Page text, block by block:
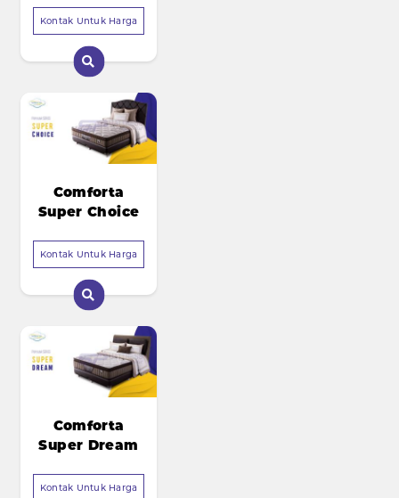
Kontak Untuk Harga
Comforta
Super Choice
Kontak Untuk Harga
Comforta
Super Dream
Kontak Untuk Harga